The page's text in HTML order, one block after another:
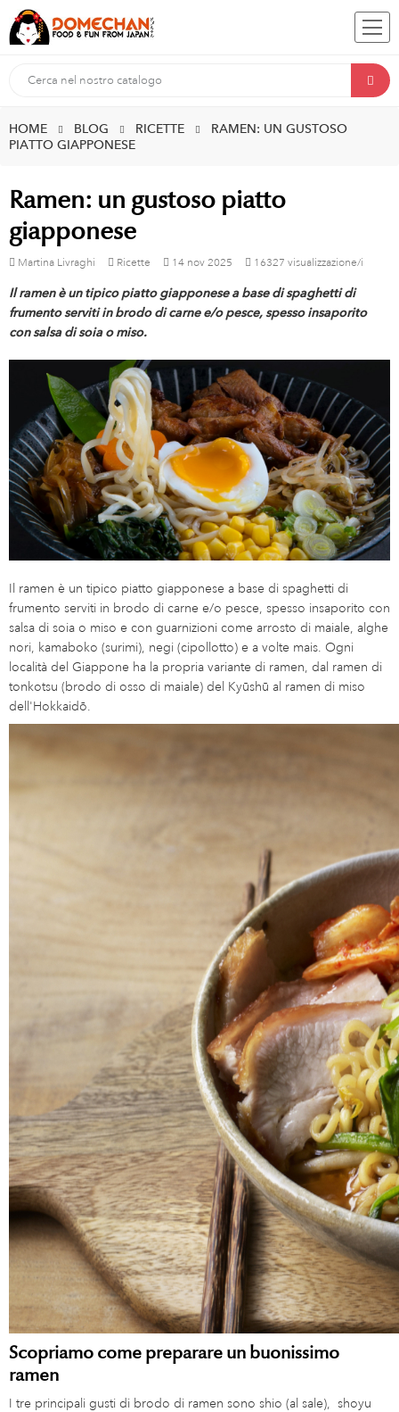
HOME BLOG RICETTE
RAMEN: UN GUSTOSO
PIATTO GIAPPONESE
Ramen: un gustoso piatto
giapponese
Martina Livraghi Ricette 14 nov 2025 16327 visualizzazione/i
Il ramen è un tipico piatto giapponese a base di spaghetti di
frumento serviti in brodo di carne e/o pesce, spesso insaporito
con salsa di soia o miso.
Il ramen è un tipico piatto giapponese a base di spaghetti di
frumento serviti in brodo di carne e/o pesce, spesso insaporito con
salsa di soia o miso e con guarnizioni come arrosto di maiale, alghe
nori, kamaboko (surimi), negi (cipollotto) e a volte mais. Ogni
località del Giappone ha la propria variante di ramen, dal ramen di
tonkotsu (brodo di osso di maiale) del Kyūshū al ramen di miso
dell'Hokkaidō.
Scopriamo come preparare un buonissimo
ramen
I tre principali gusti di brodo di ramen sono shio (al sale), shoyu